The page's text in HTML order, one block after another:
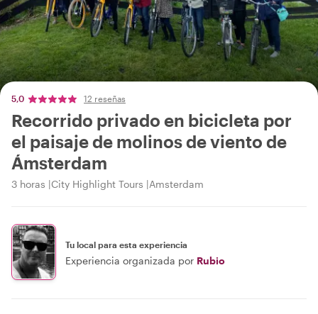
5,0 12 reseñas
Recorrido privado en bicicleta por
el paisaje de molinos de viento de
Ámsterdam
3 horas City Highlight Tours Amsterdam
Tu local para esta experiencia
Experiencia organizada por Rubio